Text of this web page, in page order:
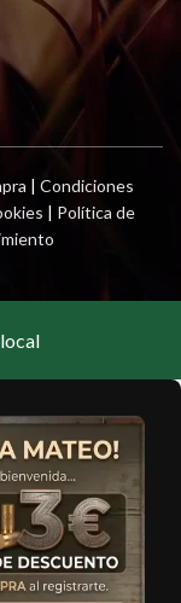
|Condiciones
| Política de